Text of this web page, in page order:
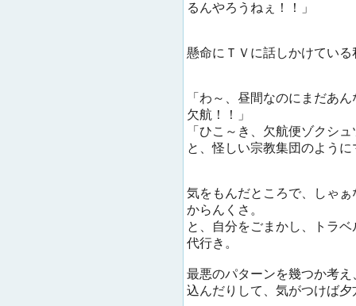
るんやろうねぇ！！」
懸命にＴＶに話しかけてい
「わ～、昼間なのにまだあ
欠航！！」
「ひこ～き、欠航便ゾクシ
と、怪しい宗教集団のよう
気をもんだところで、しゃ
からんくさ。
と、自分をごまかし、トラ
代行き。
最悪のパターンを幾つか考
込んだりして、気がつけば夕